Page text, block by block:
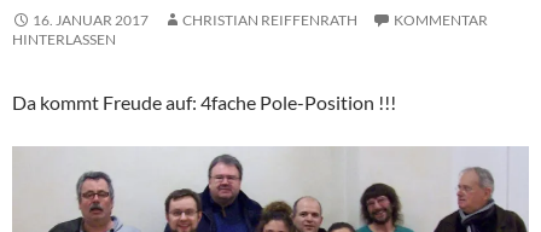
16. JANUAR 2017 CHRISTIAN REIFFENRATH
KOMMENTAR
HINTERLASSEN
Da kommt Freude auf: 4fache Pole-Position !!!